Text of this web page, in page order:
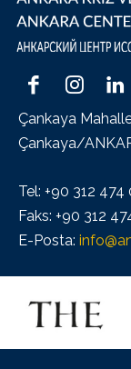
Çankaya
Çankaya/
Tel: +90 312 474
Faks: +90 312
E-Posta: